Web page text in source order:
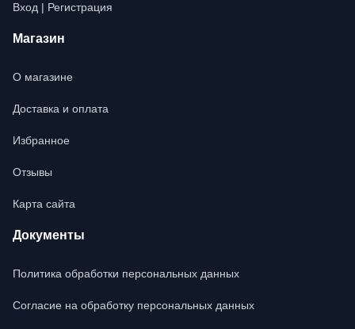
Вход | Регистрация
Магазин
О магазине
Доставка и оплата
Избранное
Отзывы
Карта сайта
Документы
Политика обработки персональных данных
Согласие на обработку персональных данных